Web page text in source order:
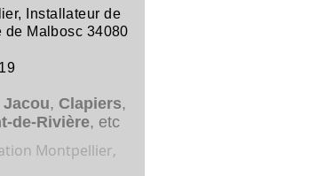
,
Installateur de
de Malbosc 34080
Jacou, Clapiers,
de-Rivière, etc
Montpellier,